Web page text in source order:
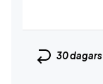
30 dagars